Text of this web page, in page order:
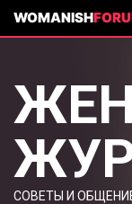
WOMANISH
СОВЕТЫ И